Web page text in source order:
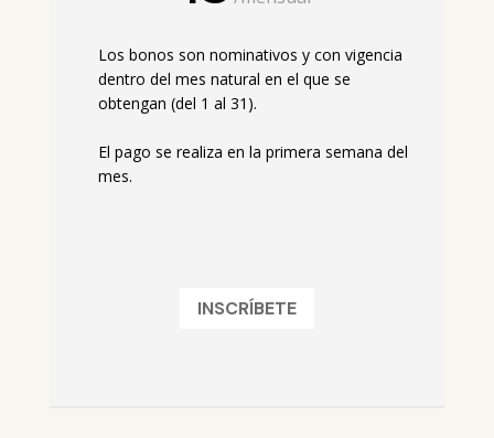
Los bonos son nominativos y con vigencia
dentro del mes natural en el que se
obtengan (del 1 al 31).
El pago se realiza en la primera semana del
mes.
INSCRÍBETE